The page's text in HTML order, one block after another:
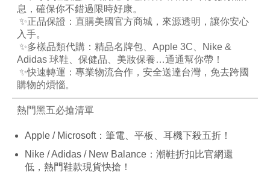
息，確保你不錯過限時好康。
✨正品保證：直購美國官方商城，來源透明，讓你安心
入手。
✨多樣品類代購：精品名牌包、 Apple 3C
Nike &
Adidas 球鞋、保健品、美妝保養…通通幫你帶！
✨快速轉運：專業物流合作，安全送達台灣，免去跨國
購物的煩惱。
熱門黑五必搶清單
Apple / Microsoft：筆電、平板、耳機下殺五折！
Nike / Adidas / New Balance：潮鞋折扣比官網還
低，熱門鞋款現貨快搶！